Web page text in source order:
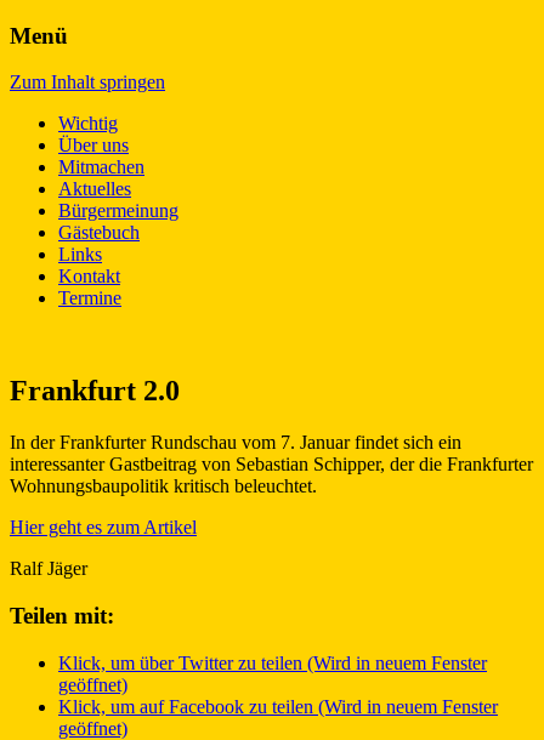
L(i)ebenswertes Bonames!
ganz im Norden
Menü
Zum Inhalt springen
Wichtig
Über uns
Mitmachen
Aktuelles
Bürgermeinung
Gästebuch
Links
Kontakt
Termine
Frankfurt 2.0
In der Frankfurter Rundschau vom 7. Januar findet sich ein
interessanter Gastbeitrag von Sebastian Schipper, der die Frankfurter
Wohnungsbaupolitik kritisch beleuchtet.
Hier geht es zum Artikel
Ralf Jäger
Teilen mit:
Klick, um über Twitter zu teilen (Wird in neuem Fenster
geöffnet)
Klick, um auf Facebook zu teilen (Wird in neuem Fenster
geöffnet)